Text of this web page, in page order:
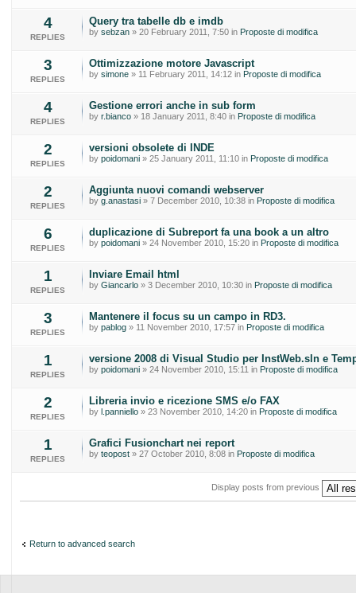
4
REPLIES
Query tra tabelle db e imdb
by sebzan» 20 February 2011, 7:50 in Proposte di modifica
3
REPLIES
Ottimizzazione motore Javascript
by simone» 11 February 2011, 14:12 in Proposte di modifica
4
REPLIES
Gestione errori anche in sub form
by r.bianco» 18 January 2011, 8:40 in Proposte di modifica
2
REPLIES
versioni obsolete di INDE
by poidomani» 25 January 2011, 11:10 in Proposte di modifica
2
REPLIES
Aggiunta nuovi comandi webserver
by g.anastasi» 7 December 2010, 10:38 in Proposte di modifica
6
REPLIES
duplicazione di Subreport fa una book a un altro
by poidomani» 24 November 2010, 15:20 in Proposte di modifica
1
REPLIES
Inviare Email html
by Giancarlo» 3 December 2010, 10:30 in Proposte di modifica
3
REPLIES
Mantenere il focus su un campo in RD3.
by pablog» 11 November 2010, 17:57 in Proposte di modifica
1
REPLIES
versione 2008 di Visual Studio per InstWeb.sln e
by poidomani» 24 November 2010, 15:11 in Proposte di modifica
2
REPLIES
Libreria invio e ricezione SMS e/o FAX
by l.panniello» 23 November 2010, 14:20 in Proposte di modifica
1
REPLIES
Grafici Fusionchart nei report
by teopost» 27 October 2010, 8:08 in Proposte di modifica
Display posts from previous
Return to advanced search